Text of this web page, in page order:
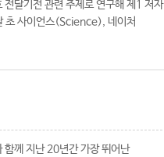
달기전 관련 주제로 연구해 제1 저자
초 사이언스(Science), 네이처
께 지난 20년간 가장 뛰어난